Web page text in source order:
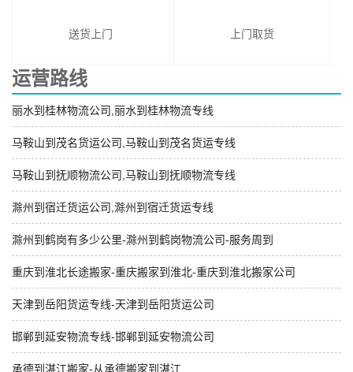
送货上门 上门取货
运营路线
丽水到桂林物流公司,丽水到桂林物流专线
马鞍山到茂名货运公司,马鞍山到茂名货运专线
马鞍山到抚顺物流公司,马鞍山到抚顺物流专线
滁州到宿迁货运公司,滁州到宿迁货运专线
滁州到鹤岗有多少公里-滁州到鹤岗物流公司-服务周到
重庆到淮北长途搬家-重庆搬家到淮北-重庆到淮北搬家公司
天津到岳阳货运专线-天津到岳阳货运公司
邯郸到延安物流专线-邯郸到延安物流公司
承德到湛江搬家-从承德搬家到湛江